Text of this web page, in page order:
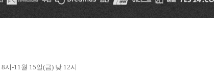
8시-11 월 15일(금) 낮 12시